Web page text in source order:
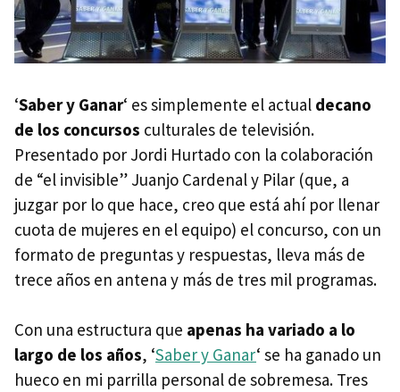
‘Saber y Ganar‘ es simplemente el actual decano
de los concursos culturales de televisión.
Presentado por Jordi Hurtado con la colaboración
de “el invisible” Juanjo Cardenal y Pilar (que, a
juzgar por lo que hace, creo que está ahí por llenar
cuota de mujeres en el equipo) el concurso, con un
formato de preguntas y respuestas, lleva más de
trece años en antena y más de tres mil programas.
Con una estructura que apenas ha variado a lo
largo de los años, ‘Saber y Ganar‘ se ha ganado un
hueco en mi parrilla personal de sobremesa. Tres